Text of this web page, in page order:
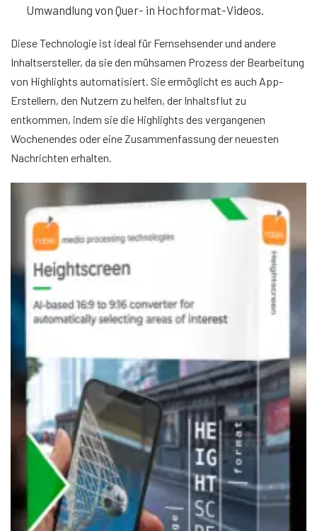
Umwandlung von Quer- in Hochformat-Videos.
Diese Technologie ist ideal für Fernsehsender und andere
Inhaltsersteller, da sie den mühsamen Prozess der Bearbeitung
von Highlights automatisiert. Sie ermöglicht es auch App-
Erstellern, den Nutzern zu helfen, der Inhaltsflut zu
entkommen, indem sie die Highlights des vergangenen
Wochenendes oder eine Zusammenfassung der neuesten
Nachrichten erhalten.